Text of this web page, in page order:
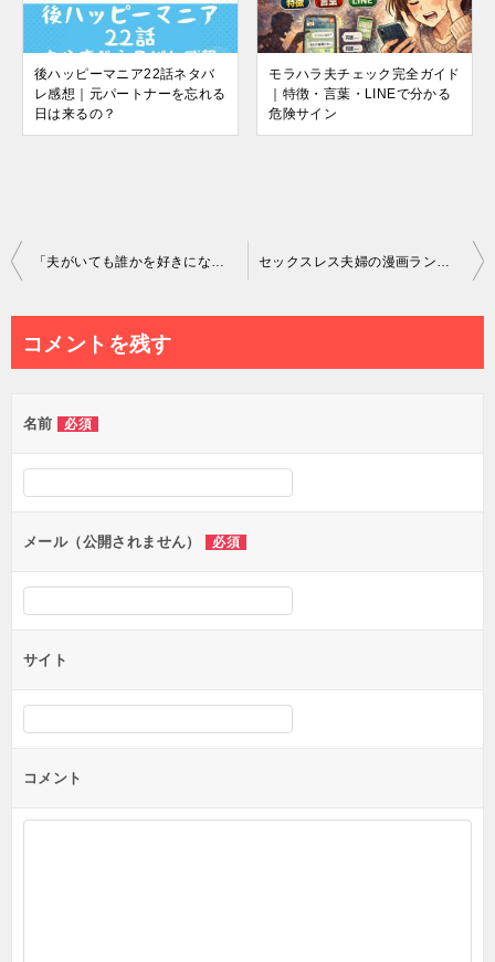
後ハッピーマニア22話ネタバ
レ感想｜元パートナーを忘れる
日は来るの？
モラハラ夫チェック完全ガイド
｜特徴・言葉・LINEで分かる
危険サイン
投
ビ
ー
シ
ン
「夫がいても誰かを好きになっていいですか？」全話ネタバレあらすじと結末まとめ セックスレス夫婦の漫画ランキング！再開のきっかけは？夫に拒否されて辛い！
コメントを残す
名前 必須
メール（公開されません） 必須
サイト
コメント